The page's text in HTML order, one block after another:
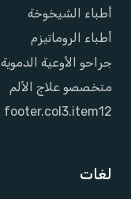
أطباء الشيخوخة
أطباء الروماتيزم
جراحو الأوعية الدموية
متخصصو علاج الألم
footer.col3.item12
لغات